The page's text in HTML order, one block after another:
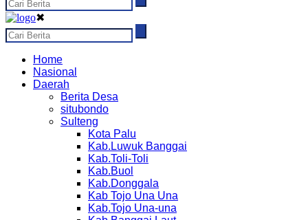
✖
Home
Nasional
Daerah
Berita Desa
situbondo
Sulteng
Kota Palu
Kab.Luwuk Banggai
Kab.Toli-Toli
Kab.Buol
Kab.Donggala
Kab Tojo Una Una
Kab.Tojo Una-una